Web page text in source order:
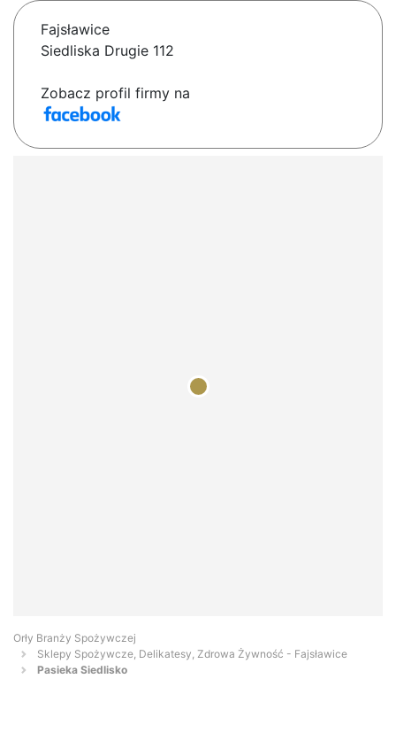
Fajsławice
Siedliska Drugie 112
Zobacz profil firmy na
Orły Branży Spożywczej
Sklepy Spożywcze, Delikatesy, Zdrowa Żywność - Fajsławice
Pasieka Siedlisko